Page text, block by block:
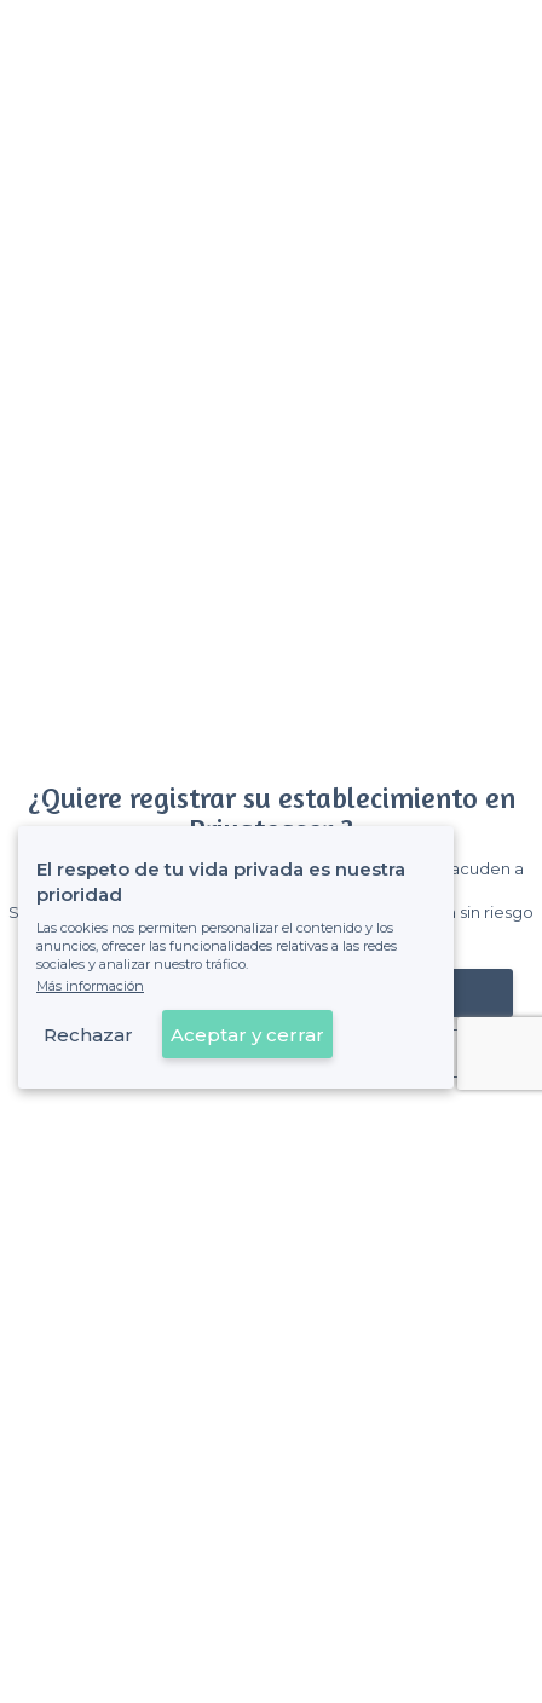
¿Quiere registrar su establecimiento en
Privateaser ?
Gane muchos clientes entre el millón de visitantes que acuden a
Sin comisiones y sin compromiso, pagas una cantidad fija sin riesgo
de ver la factura.
Registrar mi establecimiento
Ya es cliente
El respeto de tu vida privada es nuestra
prioridad
Las cookies nos permiten personalizar el contenido y los
anuncios, ofrecer las funcionalidades relativas a las redes
sociales y analizar nuestro tráfico.
Más información
Rechazar Aceptar y cerrar